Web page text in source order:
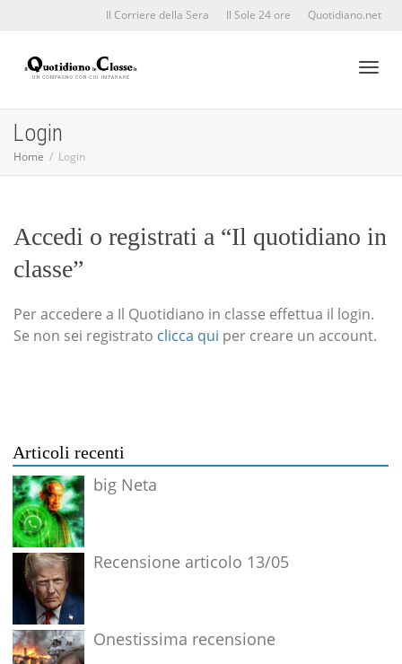
Il Corriere della Sera Il Sole 24 ore Quotidiano.net
Login
Home Login
Accedi o registrati a “Il quotidiano in
classe”
Per accedere a Il Quotidiano in classe effettua il login.
Se non sei registrato clicca qui per creare un account.
Articoli recenti
big Neta
Recensione articolo 13/05
Onestissima recensione